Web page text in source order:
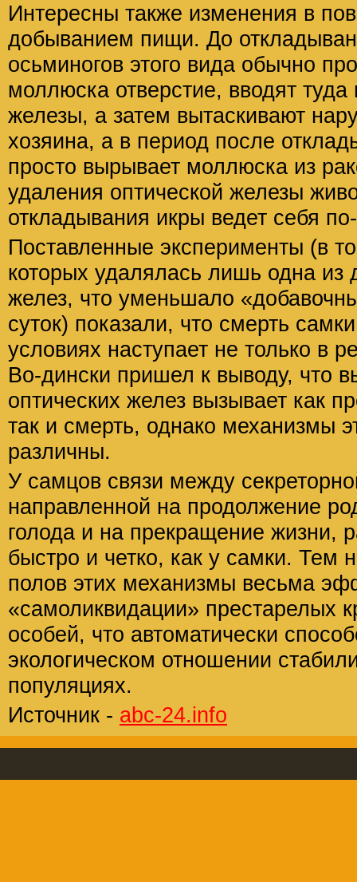
Интересны также изменения в
добыванием пищи. До
осьминогов этого вида обычно
моллюска отверстие, вводят
железы, а затем вытаскивают
хозяина, а в период после
просто вырывает моллюска из
удаления оптической железы
откладывания икры ведет себя
Поставленные эксперименты (в
которых удалялась лишь одна из
желез, что уменьшало
суток) показали, что смерть
условиях наступает не только в
Во-дински пришел к выводу, что
оптических желез вызывает как
так и смерть, однако механизмы
различны.
У самцов связи между
направленной на продолжение
голода и на прекращение жизни,
быстро и четко, как у самки. Тем
полов этих механизмы весьма
«самоликвидации» престарелых
особей, что автоматически
экологическом отношении
популяциях.
Источник - abc-24.info